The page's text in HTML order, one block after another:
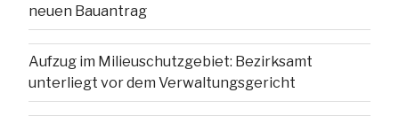
neuen Bauantrag
Aufzug im Milieuschutzgebiet: Bezirksamt
unterliegt vor dem Verwaltungsgericht